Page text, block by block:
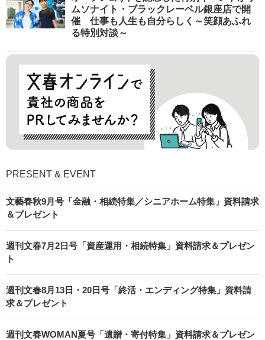
ムソナイト・ブラックレーベル銀座店で開
催 仕事も人生も自分らしく～笑顔あふれ
る特別対談～
PRESENT & EVENT
文藝春秋9月号「金融・相続特集／シニアホーム特集」資料請求
＆プレゼント
週刊文春7月2日号「資産運用・相続特集」資料請求＆プレゼン
ト
週刊文春8月13日・20日号「終活・エンディング特集」資料請
求＆プレゼント
週刊文春WOMAN夏号「遺贈・寄付特集」資料請求＆プレゼン